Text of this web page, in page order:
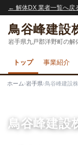
← 解体DX 業者一覧へ戻
鳥谷峰建設
岩手県九戸郡洋野町の解
トップ 事業紹介
ホーム›岩手県›鳥谷峰建設
鳥谷峰建設